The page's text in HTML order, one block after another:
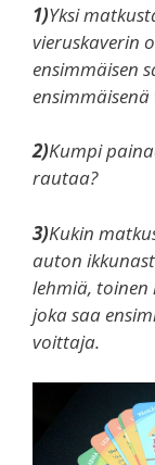
1)Yksi
vieruskaverin
ensimmäisen
2)Kumpi
rautaa?
3)Kukin
auton
lehmiä, toinen
joka saa
voittaja.